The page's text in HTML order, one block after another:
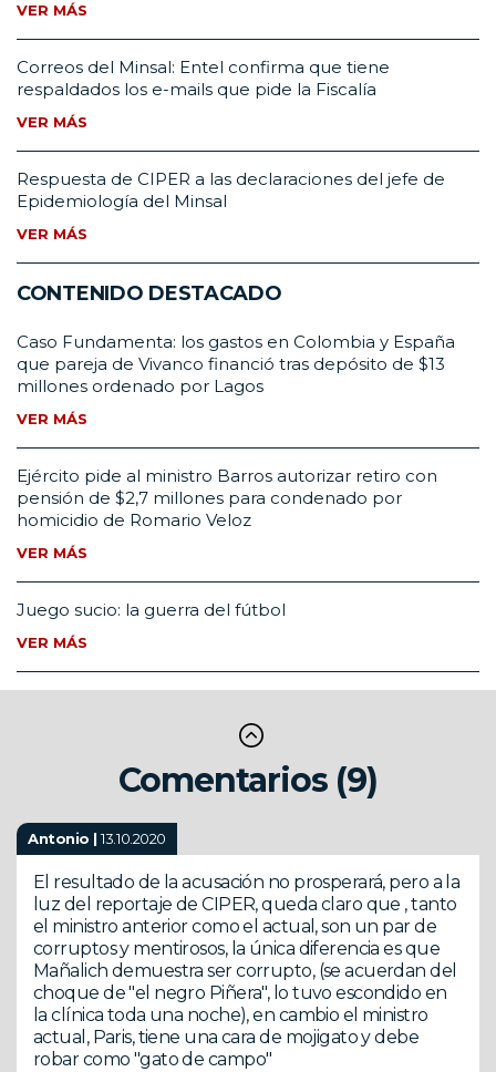
VER MÁS
Correos del Minsal: Entel confirma que tiene
respaldados los e-mails que pide la Fiscalía
VER MÁS
Respuesta de CIPER a las declaraciones del jefe de
Epidemiología del Minsal
VER MÁS
CONTENIDO DESTACADO
Caso Fundamenta: los gastos en Colombia y España
que pareja de Vivanco financió tras depósito de $13
millones ordenado por Lagos
VER MÁS
Ejército pide al ministro Barros autorizar retiro con
pensión de $2,7 millones para condenado por
homicidio de Romario Veloz
VER MÁS
Juego sucio: la guerra del fútbol
VER MÁS
Comentarios (9)
Antonio |13.10.2020
El resultado de la acusación no prosperará, pero a la
luz del reportaje de CIPER, queda claro que , tanto
el ministro anterior como el actual, son un par de
corruptos y mentirosos, la única diferencia es que
Mañalich demuestra ser corrupto, (se acuerdan del
choque de "el negro Piñera", lo tuvo escondido en
la clínica toda una noche), en cambio el ministro
actual, Paris, tiene una cara de mojigato y debe
robar como "gato de campo"